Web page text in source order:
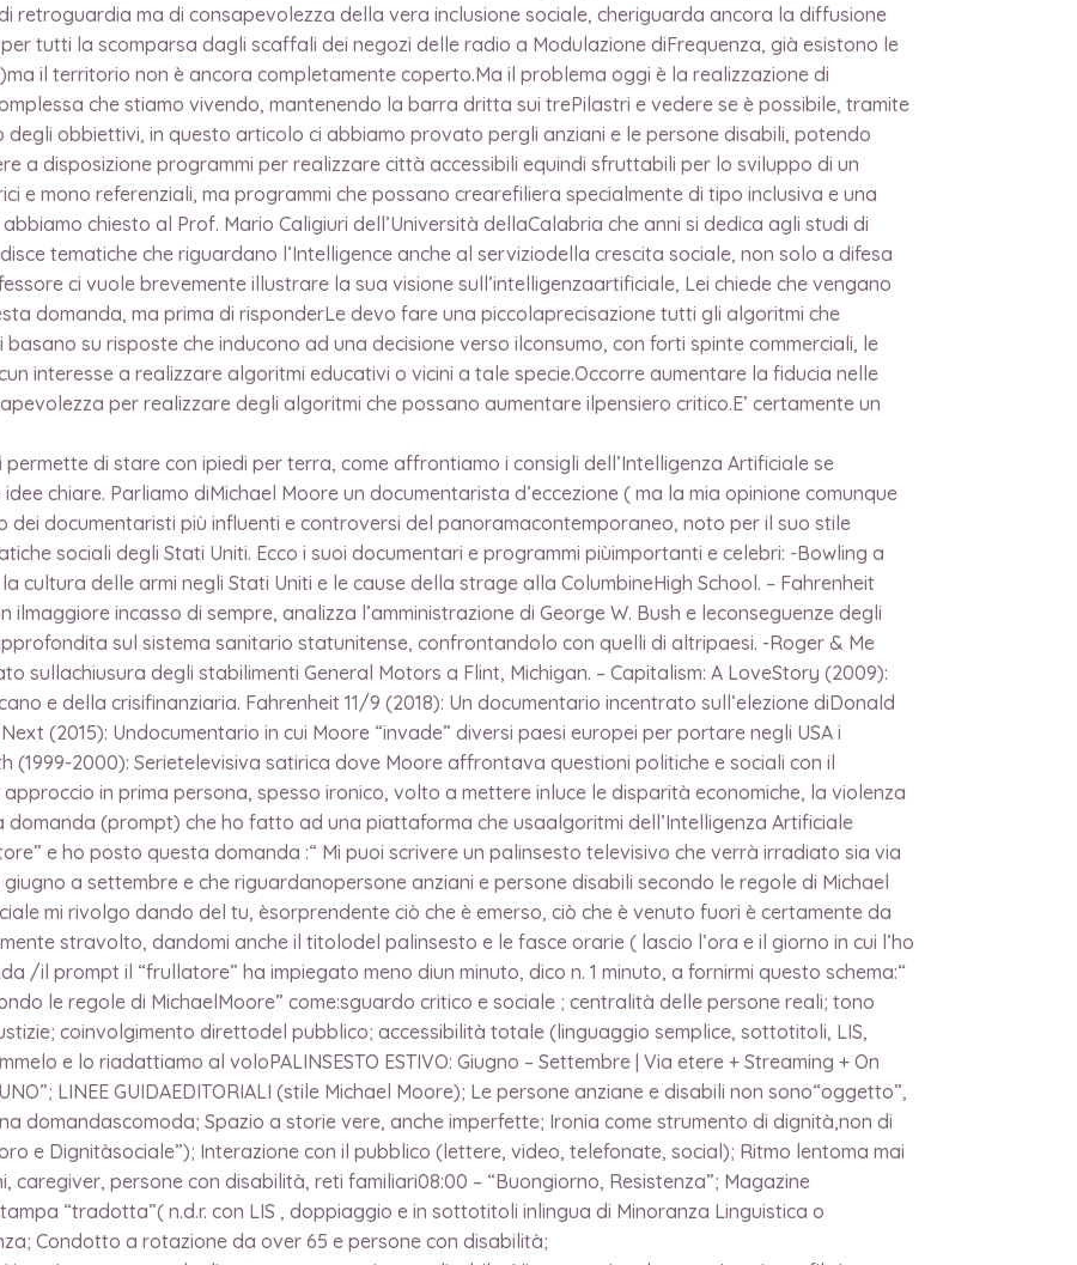
retroguardia ma di consapevolezza della vera inclusione sociale, cheriguarda ancora la diffusione
tutti la scomparsa dagli scaffali dei negozi delle radio a Modulazione diFrequenza, già esistono le
il territorio non è ancora completamente coperto.Ma il problema oggi è la realizzazione di
che stiamo vivendo, mantenendo la barra dritta sui trePilastri e vedere se è possibile, tramite
degli obbiettivi, in questo articolo ci abbiamo provato pergli anziani e le persone disabili, potendo
a disposizione programmi per realizzare città accessibili equindi sfruttabili per lo sviluppo di un
e mono referenziali, ma programmi che possano crearefiliera specialmente di tipo inclusiva e una
chiesto al Prof. Mario Caligiuri dell’Università dellaCalabria che anni si dedica agli studi di
tematiche che riguardano l’Intelligence anche al serviziodella crescita sociale, non solo a difesa
ci vuole brevemente illustrare la sua visione sull’intelligenzaartificiale, Lei chiede che vengano
domanda, ma prima di risponderLe devo fare una piccolaprecisazione tutti gli algoritmi che
su risposte che inducono ad una decisione verso ilconsumo, con forti spinte commerciali, le
interesse a realizzare algoritmi educativi o vicini a tale specie.Occorre aumentare la fiducia nelle
per realizzare degli algoritmi che possano aumentare ilpensiero critico.E’ certamente un
di stare con ipiedi per terra, come affrontiamo i consigli dell’Intelligenza Artificiale se
chiare. Parliamo diMichael Moore un documentarista d’eccezione ( ma la mia opinione comunque
dei documentaristi più influenti e controversi del panoramacontemporaneo, noto per il suo stile
sociali degli Stati Uniti. Ecco i suoi documentari e programmi piùimportanti e celebri: -Bowling a
cultura delle armi negli Stati Uniti e le cause della strage alla ColumbineHigh School. – Fahrenheit
ilmaggiore incasso di sempre, analizza l’amministrazione di George W. Bush e leconseguenze degli
sul sistema sanitario statunitense, confrontandolo con quelli di altripaesi. -Roger & Me
sullachiusura degli stabilimenti General Motors a Flint, Michigan. – Capitalism: A LoveStory (2009):
e della crisifinanziaria. Fahrenheit 11/9 (2018): Un documentario incentrato sull’elezione diDonald
(2015): Undocumentario in cui Moore “invade” diversi paesi europei per portare negli USA i
(1999-2000): Serietelevisiva satirica dove Moore affrontava questioni politiche e sociali con il
in prima persona, spesso ironico, volto a mettere inluce le disparità economiche, la violenza
(prompt) che ho fatto ad una piattaforma che usaalgoritmi dell’Intelligenza Artificiale
e ho posto questa domanda :“ Mi puoi scrivere un palinsesto televisivo che verrà irradiato sia via
a settembre e che riguardanopersone anziani e persone disabili secondo le regole di Michael
mi rivolgo dando del tu, èsorprendente ciò che è emerso, ciò che è venuto fuori è certamente da
stravolto, dandomi anche il titolodel palinsesto e le fasce orarie ( lascio l’ora e il giorno in cui l’ho
/il prompt il “frullatore” ha impiegato meno diun minuto, dico n. 1 minuto, a fornirmi questo schema:“
le regole di MichaelMoore” come:sguardo critico e sociale ; centralità delle persone reali; tono
coinvolgimento direttodel pubblico; accessibilità totale (linguaggio semplice, sottotitoli, LIS,
e lo riadattiamo al voloPALINSESTO ESTIVO: Giugno – Settembre | Via etere + Streaming + On
LINEE GUIDAEDITORIALI (stile Michael Moore); Le persone anziane e disabili non sono“oggetto”,
domandascomoda; Spazio a storie vere, anche imperfette; Ironia come strumento di dignità,non di
e Dignitàsociale”); Interazione con il pubblico (lettere, video, telefonate, social); Ritmo lentoma mai
caregiver, persone con disabilità, reti familiari08:00 – “Buongiorno, Resistenza”; Magazine
“tradotta”( n.d.r. con LIS , doppiaggio e in sottotitoli inlingua di Minoranza Linguistica o
Condotto a rotazione da over 65 e persone con disabilità;